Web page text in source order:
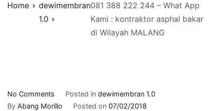
Home
dewimembran
1.0
081 388 222 244 – What App
Kami : kontraktor asphal bakar
di Wilayah MALANG
No Comments
081
Posted in dewimembran 1.0
By Abang Morillo Posted on 07/02/2018